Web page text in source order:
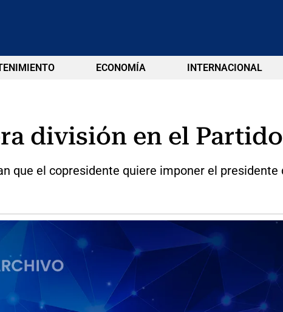
ECONOMÍA INTERNACIONAL
división en el
que el copresidente quiere imponer el